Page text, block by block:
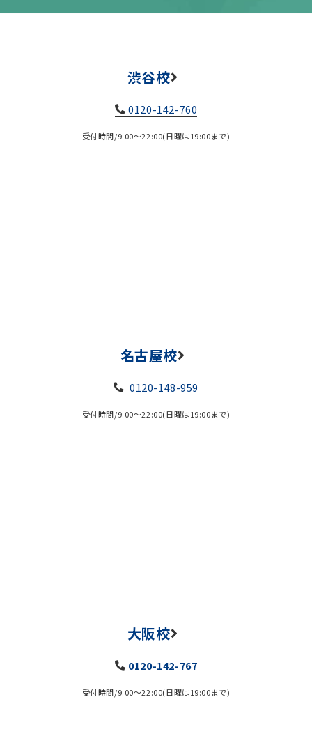
渋谷校
0120-142-760
受付時間/9:00～22:00(日曜は19:00まで)
名古屋校
0120-148-959
受付時間/9:00～22:00(日曜は19:00まで)
大阪校
0120-142-767
受付時間/9:00～22:00(日曜は19:00まで)